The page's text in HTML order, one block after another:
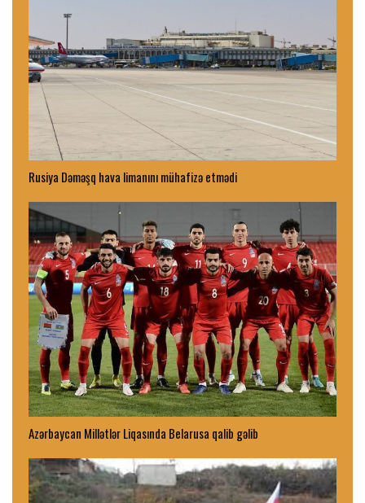
Rusiya Dəməşq hava limanını mühafizə etmədi
Azərbaycan Millətlər Liqasında Belarusa qalib gəlib